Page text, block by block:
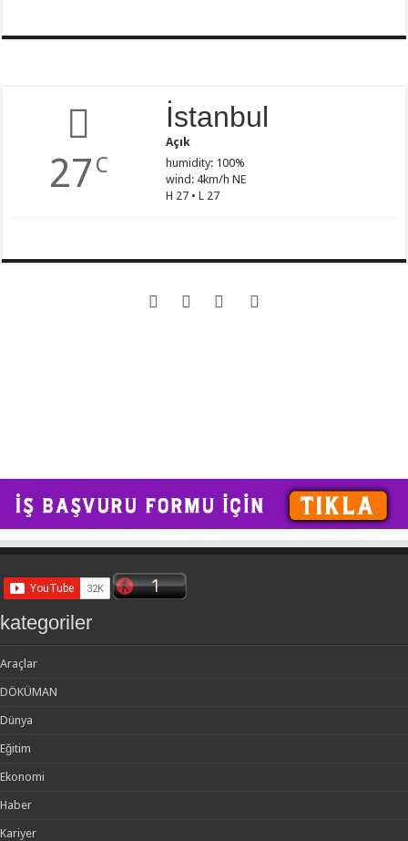
27 C
İstanbul
Açık
humidity: 100%
wind: 4km/h NE
H 27 • L 27
kategoriler
Araçlar
DÖKÜMAN
Dünya
Eğitim
Ekonomi
Haber
Kariyer